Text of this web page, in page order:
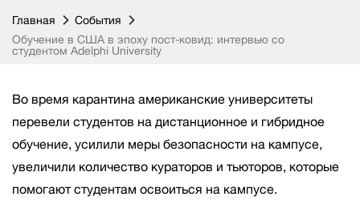
Главная
События
Обучение в США в эпоху пост-ковид: интервью со
студентом Adelphi University
Во время карантина американские университеты
перевели студентов на дистанционное и гибридное
обучение, усилили меры безопасности на кампусе,
увеличили количество кураторов и тьюторов, которые
помогают студентам освоиться на кампусе.